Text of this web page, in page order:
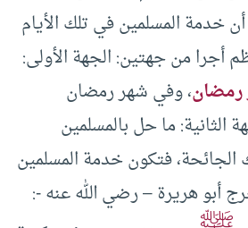
خدمة المسلمين في تلك الأيام
أجرا من جهتين: الجهة الأولى:
، وفي شهر رمضان
الثانية: ما حل بالمسلمين
فتكون خدمة المسلمين
أبو هريرة – رضي الله عنه -: